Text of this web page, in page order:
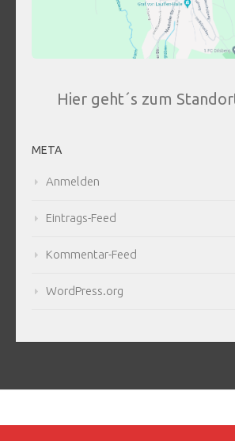
Hier geht´s zum
META
Anmelden
Eintrags-Feed
Kommentar-Feed
WordPress.org